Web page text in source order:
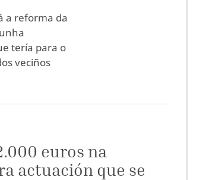
a reforma da
tería para o
veciños
euros na
actuación que se